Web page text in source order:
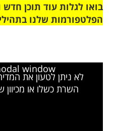
עוד תוכן חדש